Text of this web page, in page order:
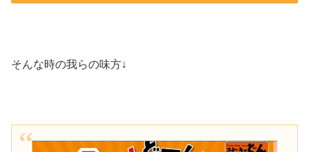
そんな時の我らの味方↓